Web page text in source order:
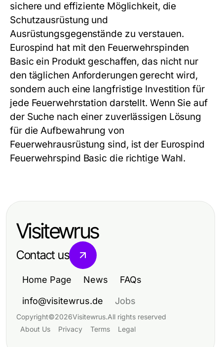
sichere und effiziente Möglichkeit, die
Schutzausrüstung und
Ausrüstungsgegenstände zu verstauen.
Eurospind hat mit den Feuerwehrspinden
Basic ein Produkt geschaffen, das nicht nur
den täglichen Anforderungen gerecht wird,
sondern auch eine langfristige Investition für
jede Feuerwehrstation darstellt. Wenn Sie auf
der Suche nach einer zuverlässigen Lösung
für die Aufbewahrung von
Feuerwehrausrüstung sind, ist der Eurospind
Feuerwehrspind Basic die richtige Wahl.
Visitewrus
Contact us
Home Page News FAQs
info@visitewrus.de Jobs
Copyright©2026Visitewrus.All rights reserved
About Us
Privacy Terms Legal